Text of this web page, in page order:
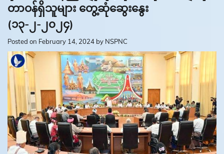
တာဝန်ရှိသူများ တွေ့ဆုံဆွေးနွေး
(၁၃-၂-၂၀၂၄)
Posted on February 14, 2024 by NSPNC